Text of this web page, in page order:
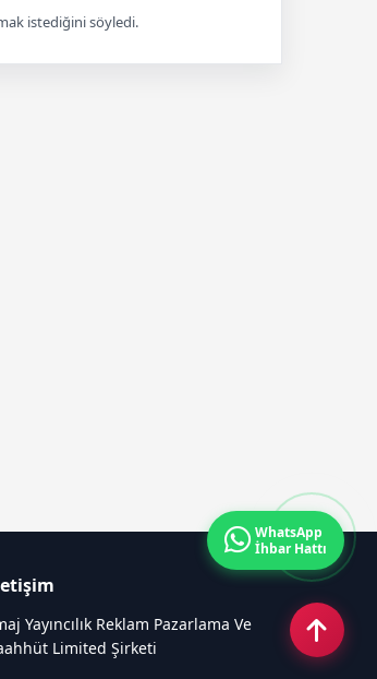
istediğini söyledi.
Yayıncılık Reklam Pazarlama Ve
Limited Şirketi
WhatsApp
İhbar Hattı